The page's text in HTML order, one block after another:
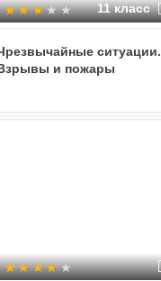
11 класс
ситуации.
и пожары